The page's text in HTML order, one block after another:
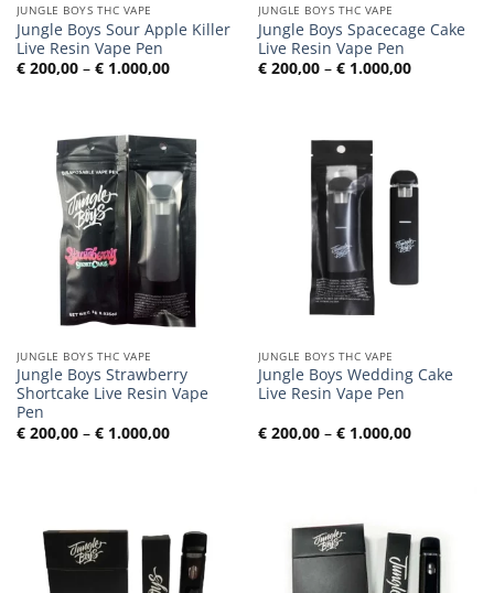
JUNGLE BOYS THC VAPE
Jungle Boys Sour Apple Killer
Live Resin Vape Pen
€200,00 – €1.000,00Preisspanne:
€ 200,00
JUNGLE BOYS THC VAPE
Jungle Boys Spacecage Cake
Live Resin Vape Pen
€200,00 – €1.000,00
€ 200,00
JUNGLE BOYS THC VAPE
Jungle Boys Strawberry
Shortcake Live Resin Vape
Pen
€200,00 – €1.000,00Preisspanne:
€ 200,00
JUNGLE BOYS THC VAPE
Jungle Boys Wedding Cake
Live Resin Vape Pen
€200,00 – €1.000,00
€ 200,00